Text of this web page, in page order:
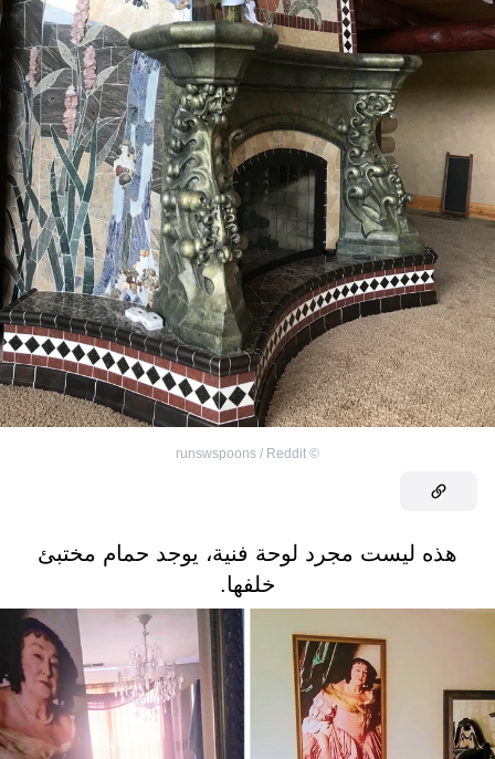
©
runswspoons / Reddit
هذه ليست مجرد لوحة فنية، يوجد حمام مختبئ
خلفها.